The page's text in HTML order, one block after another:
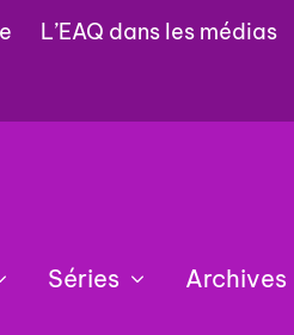
L’EAQ dans les médias
Séries Archives